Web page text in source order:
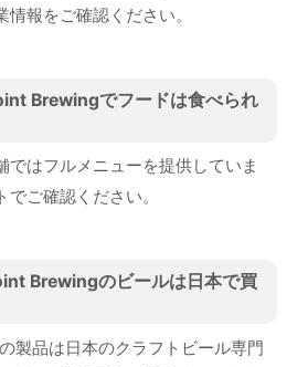
報をご確認ください。
Brewingでフードは食べられ
ではフルメニューを提供していま
ご確認ください。
Brewingのビールは日本で買
製品は日本のクラフトビール専門